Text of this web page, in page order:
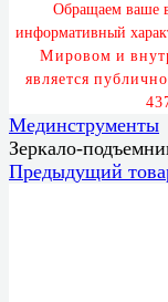
Обращаем ваше
информативный харак
Мировом и внут
является публично
43
Мединструменты
Зеркало-
Предыдущий